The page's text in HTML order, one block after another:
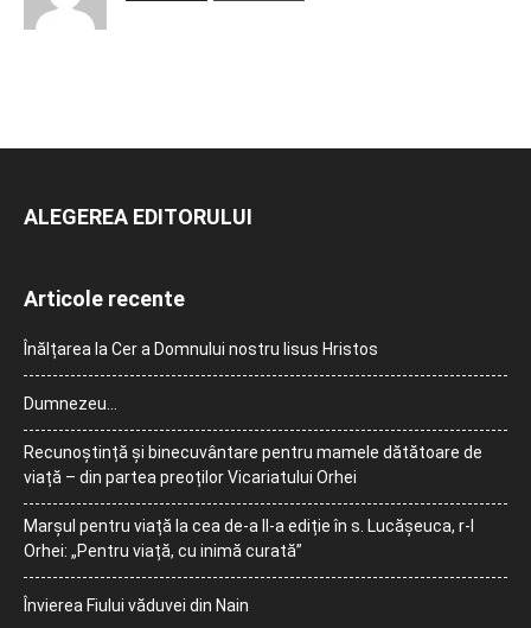
ALEGEREA EDITORULUI
Articole recente
Înălțarea la Cer a Domnului nostru Iisus Hristos
Dumnezeu…
Recunoștință și binecuvântare pentru mamele dătătoare de
viață – din partea preoților Vicariatului Orhei
Marșul pentru viață la cea de-a II-a ediție în s. Lucășeuca, r-l
Orhei: „Pentru viață, cu inimă curată”
Învierea Fiului văduvei din Nain